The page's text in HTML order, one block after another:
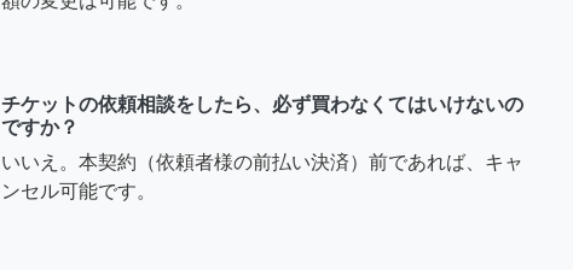
チケットの依頼相談をしたら、必ず買わなくてはいけないの
ですか？
いいえ。本契約（依頼者様の前払い決済）前であれば、キャ
ンセル可能です。